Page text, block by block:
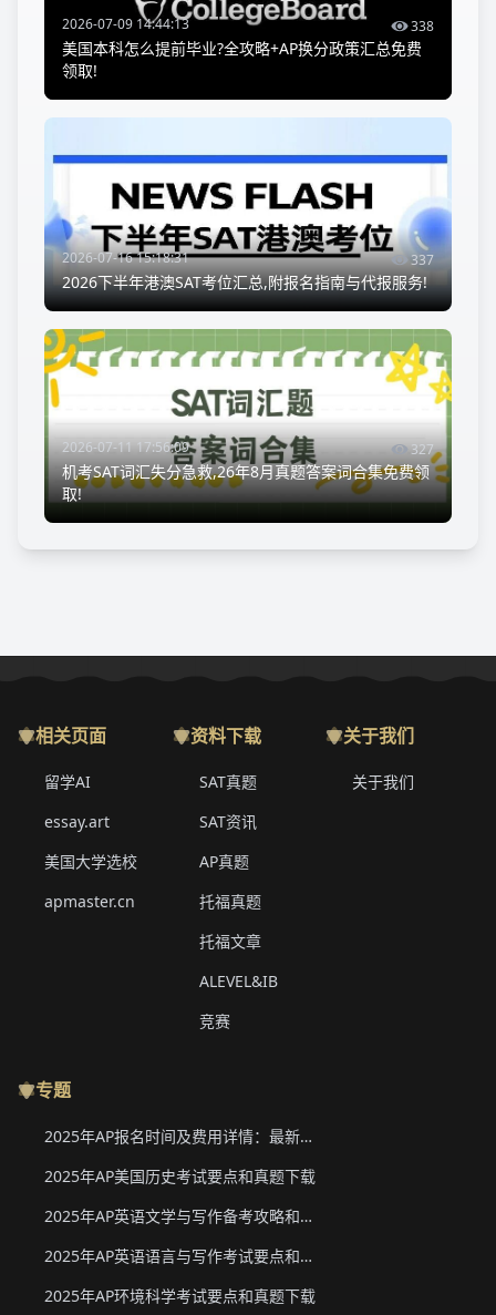
2026-07-09 14:44:13 338
美国本科怎么提前毕业?全攻略+AP换分政策汇总免费
领取!
2026-07-16 15:18:31 337
2026下半年港澳SAT考位汇总,附报名指南与代报服务!
2026-07-11 17:56:09 327
机考SAT词汇失分急救,26年8月真题答案词合集免费领
取!
相关页面
留学AI
essay.art
美国大学选校
apmaster.cn
资料下载
SAT真题
SAT资讯
AP真题
托福真题
托福文章
ALEVEL&IB
竞赛
关于我们
关于我们
专题
2025年AP报名时间及费用详情：最新香港、韩国、新加坡二轮报名信息
2025年AP美国历史考试要点和真题下载
2025年AP英语文学与写作备考攻略和真题下载
2025年AP英语语言与写作考试要点和真题下载
2025年AP环境科学考试要点和真题下载